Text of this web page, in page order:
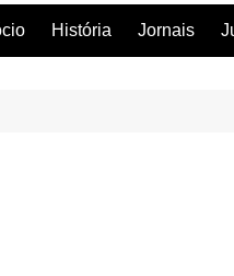
História Jornais